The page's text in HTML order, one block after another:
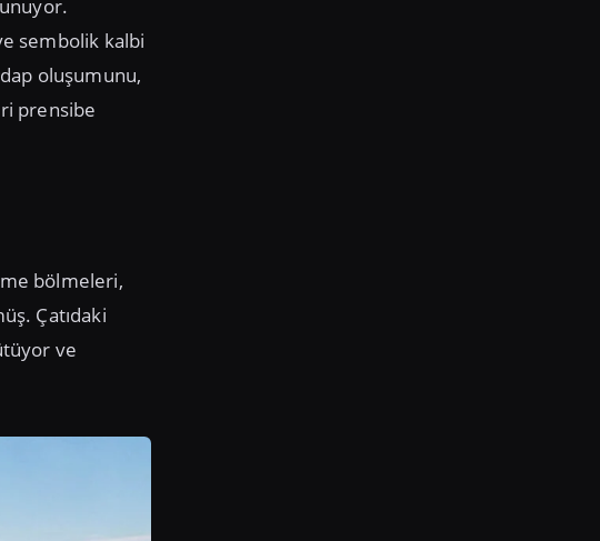
sembolik kalbi
oluşumunu,
prensibe
bölmeleri,
Çatıdaki
ve